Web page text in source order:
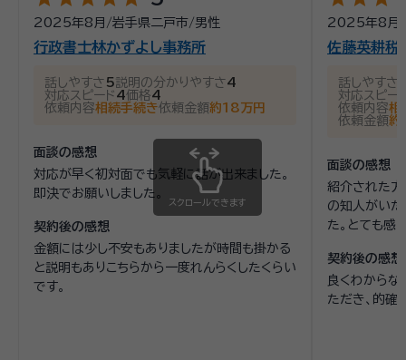
2025年8月 /岩手県二戸市/男性
行政書士林かずよし事務所
話しやすさ 5説明の分かりやすさ4
対応スピード 4価格4
依頼内容相続手続き依頼金額約18万円
面談の感想
対応が早く初対面でも気軽に話が出来ました。
即決でお願いしました。
契約後の感想
金額には少し不安もありましたが時間も掛かる
と説明もありこちらから一度れんらくしたくらい
です。
2025年8月
佐藤英耕税
話しやすさ
対応スピー
依頼内容相
依頼金額約
面談の感想
紹介された方
の知人がいた
た。とても感
契約後の感想
良くわから
ただき、的確
スクロールできます